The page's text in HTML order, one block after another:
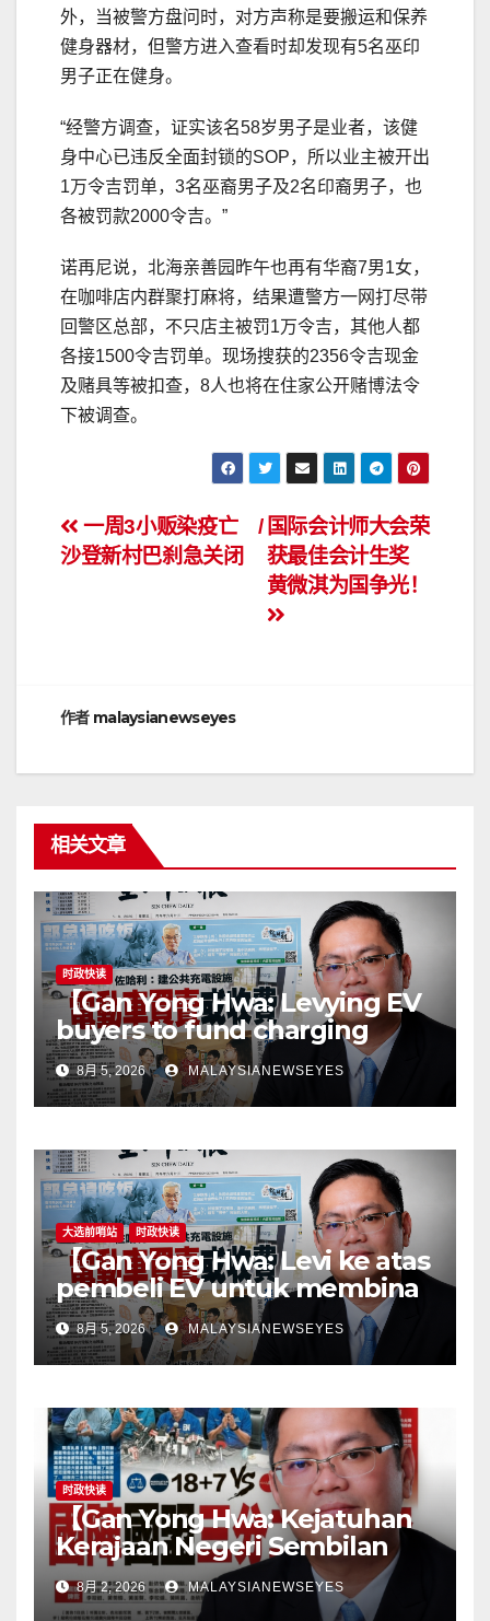
外，当被警方盘问时，对方声称是要搬运和保养
健身器材，但警方进入查看时却发现有5名巫印
男子正在健身。
“经警方调查，证实该名58岁男子是业者，该健
身中心已违反全面封锁的SOP，所以业主被开出
1万令吉罚单，3名巫裔男子及2名印裔男子，也
各被罚款2000令吉。”
诺再尼说，北海亲善园昨午也再有华裔7男1女，
在咖啡店内群聚打麻将，结果遭警方一网打尽带
回警区总部，不只店主被罚1万令吉，其他人都
各接1500令吉罚单。现场搜获的2356令吉现金
及赌具等被扣查，8人也将在住家公开赌博法令
下被调查。
文
章
国际会计师大会荣
获最佳会计生奖
黄微淇为国争光！
一周3小贩染疫亡 /
沙登新村巴刹急关闭
作者 malaysianewseyes
相关文章
时政快读
【Gan Yong Hwa: Levying EV
buyers to fund charging
stations puts the cart before
the horseGovernment must
first remove infrastructure
responsibility to
consumers】
8月 5, 2026 MALAYSIANEWSEYES
大选前哨站 时政快读
【Gan Yong Hwa: Levi ke atas
pembeli EV untuk membina
stesen pengecasan satu
langkah songsangKerajaan
perlu tangani kekangan
jangan pindahkan
tanggungjawab kepada
pengguna】
8月 5, 2026 MALAYSIANEWSEYES
时政快读
【Gan Yong Hwa: Kejatuhan
Kerajaan Negeri Sembilan
Adalah Undi Tidak Percaya
Terhadap Pentadbiran
8月 2, 2026 MALAYSIANEWSEYES